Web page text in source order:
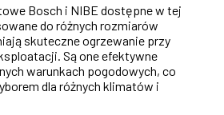
Bosch i NIBE dostępne w tej
do różnych rozmiarów
skuteczne ogrzewanie przy
Są one efektywne
warunkach pogodowych, co
dla różnych klimatów i